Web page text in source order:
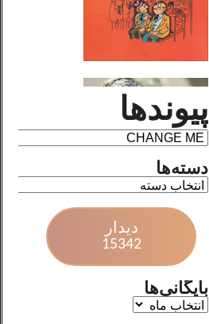
پیوندها
دسته‌ها
دیدار
15342
بایگانی‌ها